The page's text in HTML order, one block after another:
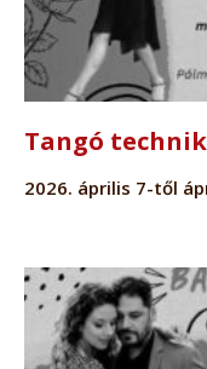
Tangó
2026. április 7-től